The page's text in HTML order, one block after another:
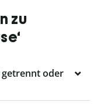
zu
getrennt oder